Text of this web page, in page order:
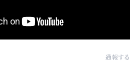
通報する